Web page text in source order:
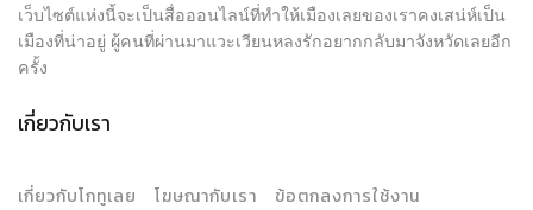
เว็บไซต์แห่งนี้จะเป็นสื่อออนไลน์ที่ทำให้เมืองเลยของเราคงเสน่ห์เป็น
เมืองที่น่าอยู่ ผู้คนที่ผ่านมาแวะเวียนหลงรักอยากกลับมาจังหวัดเลยอีก
ครั้ง
เกี่ยวกับเรา
เกี่ยวกับโกทูเลย โฆษณากับเรา
ข้อตกลงการใช้งาน